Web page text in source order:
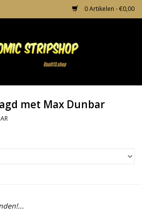
0 Artikelen - €0,00
met Max Dunbar